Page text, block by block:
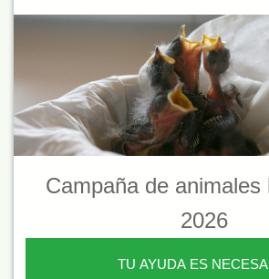
Campaña de animales
2026
TU AYUDA ES